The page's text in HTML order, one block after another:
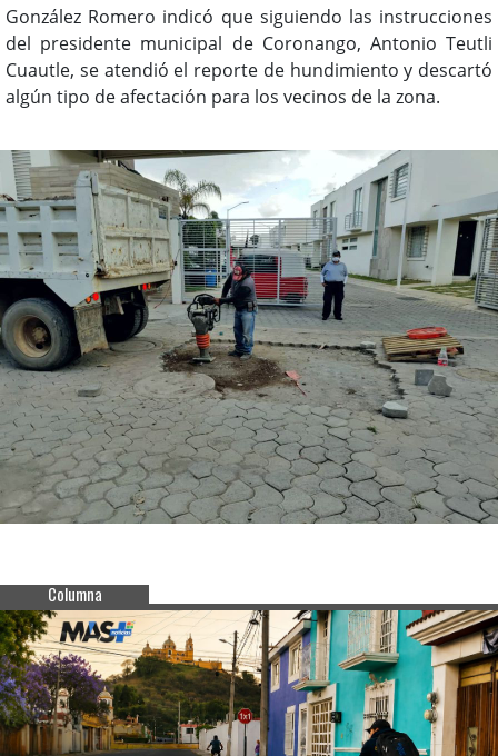
González Romero indicó que siguiendo las instrucciones
del presidente municipal de Coronango, Antonio Teutli
Cuautle, se atendió el reporte de hundimiento y descartó
algún tipo de afectación para los vecinos de la zona.
Columna